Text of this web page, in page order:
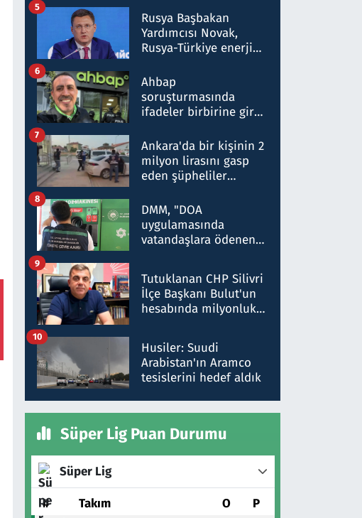
Rusya Başbakan
Yardımcısı Novak,
Rusya-Türkiye enerji
nitelikte olduğunu
belirtti
5
Ahbap
soruşturmasında
ifadeler birbirine girdi:
ifadelerinden ortaya
çıkan tablo şok etti
6
Ankara'da bir kişinin 2
milyon lirasını gasp
eden şüpheliler
7
DMM, "DOA
uygulamasında
vatandaşlara ödenen
düşürüldüğü" iddiasını
yalanladı
8
Tutuklanan CHP Silivri
İlçe Başkanı Bulut'un
hesabında milyonluk
talimat verdi, ben
gönderdim
9
Husiler: Suudi
Arabistan'ın Aramco
tesislerini hedef aldık
10
Süper Lig Puan Durumu
Süper Lig
# Takım O P